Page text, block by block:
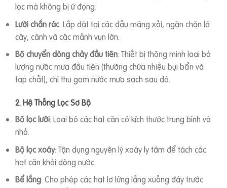
lọc mà không bị ứ đọng.
Lưới chắn rác: Lắp đặt tại các đầu máng xối, ngăn chặn lá
cây, cành và các mảnh vụn lớn.
Bộ chuyển dòng chảy đầu tiên: Thiết bị thông minh loại bỏ
lượng nước mưa đầu tiên (thường chứa nhiều bụi bẩn và
tạp chất), chỉ thu gom nước mưa sạch sau đó.
2. Hệ Thống Lọc Sơ Bộ
Bộ lọc lưới: Loại bỏ các hạt cặn có kích thước trung bình và
nhỏ.
Bộ lọc xoáy: Tận dụng nguyên lý xoáy ly tâm để tách các
hạt cặn khỏi dòng nước.
Bể lắng: Cho phép các hạt lơ lửng lắng xuống đáy trước